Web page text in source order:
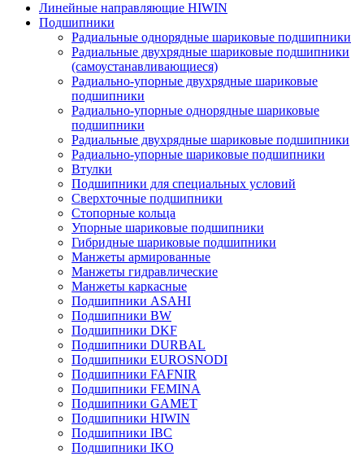
Линейные направляющие HIWIN
Подшипники
Радиальные однорядные шариковые подшипники
Радиальные двухрядные шариковые подшипники
(самоустанавливающиеся)
Радиально-упорные двухрядные шариковые
подшипники
Радиально-упорные однорядные шариковые
подшипники
Радиальные двухрядные шариковые подшипники
Радиально-упорные шариковые подшипники
Втулки
Подшипники для специальных условий
Сверхточные подшипники
Стопорные кольца
Упорные шариковые подшипники
Гибридные шариковые подшипники
Манжеты армированные
Манжеты гидравлические
Манжеты каркасные
Подшипники ASAHI
Подшипники BW
Подшипники DKF
Подшипники DURBAL
Подшипники EUROSNODI
Подшипники FAFNIR
Подшипники FEMINA
Подшипники GAMET
Подшипники HIWIN
Подшипники IBC
Подшипники IKO